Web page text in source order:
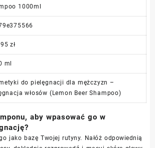
1000ml
zł
ml
do pielęgnacji dla mężczyzn –
włosów (Lemon Beer Shampoo)
aby wpasować go w
jako bazę Twojej rutyny. Nałóż odpowiednią